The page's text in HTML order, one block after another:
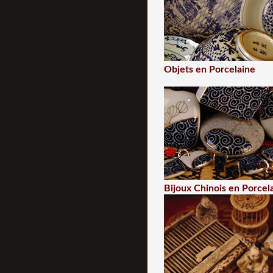
Objets en Porcelaine
Bijoux Chinois en